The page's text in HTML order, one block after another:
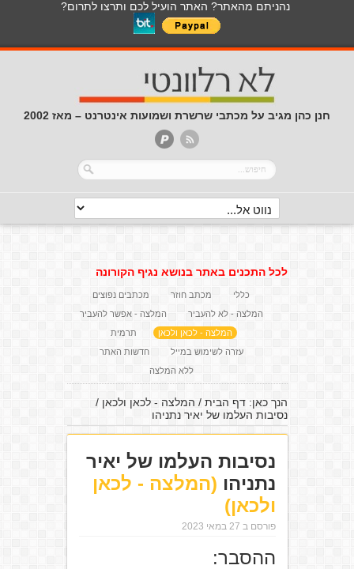
נהניתם מהאתר? האתר הועיל לכם ותרצו לתרום?
חנן כהן מגיב על מכתבי שרשרת ושמועות אינטרנט – מאז 2002
לכל התכנים באתר בנושא נגיף הקורונה
כללי מכתב חוזר
מכתבים נפוצים
המלצה - לא להעביר
המלצה - אפשר להעביר
המלצה - לכאן ולכאן
תרמית
עזרה לשימוש במייל
חדשות האתר
ללא המלצה
הנך כאן:דף הבית / המלצה - לכאן ולכאן /
נסיבות העלמו של יאיר נתניהו
נסיבות העלמו של יאיר
נתניהו (המלצה - לכאן
ולכאן)
פורסם ב 27 במאי 2023
ההסבר: